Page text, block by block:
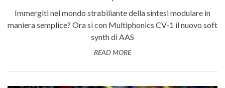
Immergiti nel mondo strabiliante della sintesi modulare in
maniera semplice? Ora sì con Multiphonics CV-1 il nuovo soft
synth di AAS
READ MORE